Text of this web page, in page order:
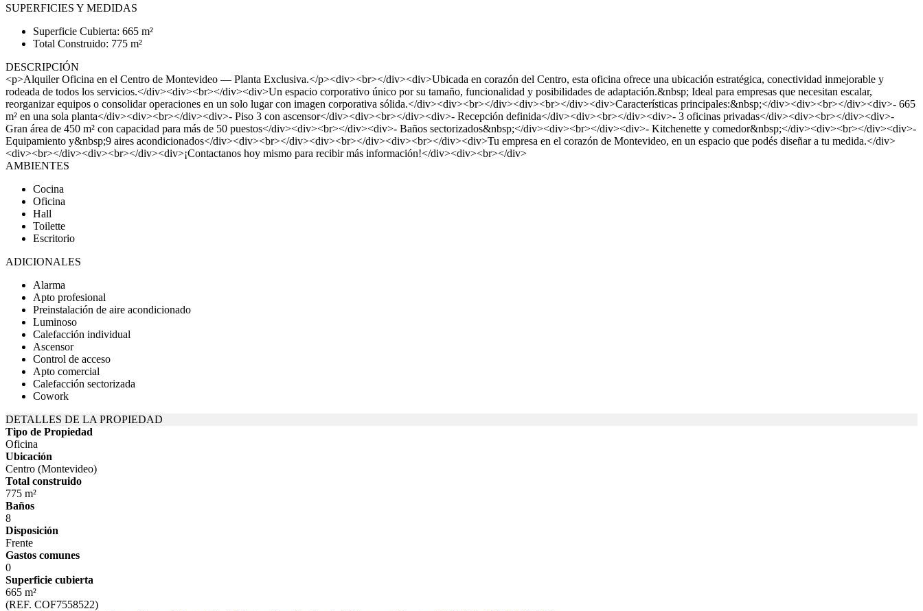
SUPERFICIES Y MEDIDAS
Superficie Cubierta: 665 m²
Total Construido: 775 m²
DESCRIPCIÓN
<p>Alquiler Oficina en el Centro de Montevideo — Planta Exclusiva.</p><div><br></div><div>Ubicada en corazón del Centro, esta oficina ofrece una ubicación estratégica, conectividad inmejorable y
rodeada de todos los servicios.</div><div><br></div><div>Un espacio corporativo único por su tamaño, funcionalidad y posibilidades de adaptación.&nbsp; Ideal para empresas que necesitan escalar,
reorganizar equipos o consolidar operaciones en un solo lugar con imagen corporativa sólida.</div><div><br></div><div><br></div><div>Características principales:&nbsp;</div><div><br></div><div>- 665
m² en una sola planta</div><div><br></div><div>- Piso 3 con ascensor</div><div><br></div><div>- Recepción definida</div><div><br></div><div>- 3 oficinas privadas</div><div><br></div><div>-
Gran área de 450 m² con capacidad para más de 50 puestos</div><div><br></div><div>- Baños sectorizados&nbsp;</div><div><br></div><div>- Kitchenette y comedor&nbsp;</div><div><br></div><div>-
Equipamiento y&nbsp;9 aires acondicionados</div><div><br></div><div><br></div><div><br></div><div>Tu empresa en el corazón de Montevideo, en un espacio que podés diseñar a tu medida.</div>
<div><br></div><div><br></div><div>¡Contactanos hoy mismo para recibir más información!</div><div><br></div>
AMBIENTES
Cocina
Oficina
Hall
Toilette
Escritorio
ADICIONALES
Alarma
Apto profesional
Preinstalación de aire acondicionado
Luminoso
Calefacción individual
Ascensor
Control de acceso
Apto comercial
Calefacción sectorizada
Cowork
DETALLES DE LA PROPIEDAD
Tipo de Propiedad
Oficina
Ubicación
Centro (Montevideo)
Total construido
775 m²
Baños
8
Disposición
Frente
Gastos comunes
0
Superficie cubierta
665 m²
(REF. COF7558522)